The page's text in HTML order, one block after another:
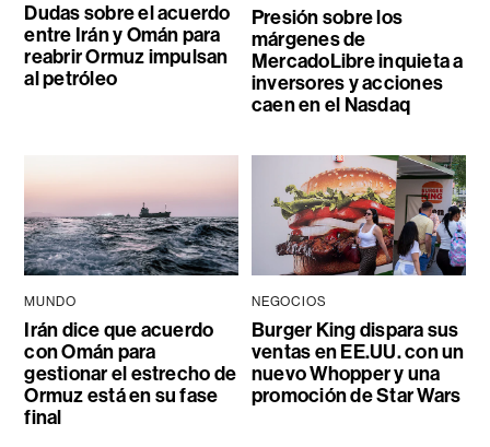
Dudas sobre el acuerdo
entre Irán y Omán para
reabrir Ormuz impulsan
al petróleo
Presión sobre los
márgenes de
MercadoLibre inquieta a
inversores y acciones
caen en el Nasdaq
MUNDO
Irán dice que acuerdo
con Omán para
gestionar el estrecho de
Ormuz está en su fase
final
NEGOCIOS
Burger King dispara sus
ventas en EE.UU. con un
nuevo Whopper y una
promoción de Star Wars